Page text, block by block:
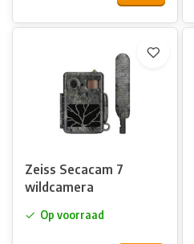
Zeiss Secacam 7
wildcamera
Op voorraad